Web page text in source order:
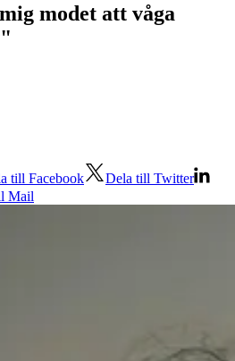
modet att våga
till Facebook
Dela till Twitter
Mail